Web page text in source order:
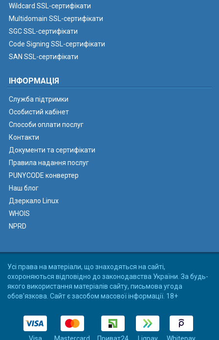
Wildcard SSL-сертифікати
Multidomain SSL-сертифікати
SGC SSL-сертифікати
Code Signing SSL-сертифікати
SAN SSL-сертифікати
ІНФОРМАЦІЯ
Служба підтримки
Особистий кабінет
Способи оплати послуг
Контакти
Документи та сертифікати
Правила надання послуг
PUNYCODE конвертер
Наш блог
Дзеркало Linux
WHOIS
NPRD
Усі права на матеріали, що знаходяться на сайті,
охороняються відповідно до законодавства України. За будь-
якого використання матеріалів сайту, письмова угода
обов'язкова. Сайт є засобом масової інформації. 18+